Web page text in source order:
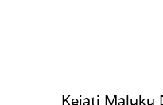
Kejati Maluku